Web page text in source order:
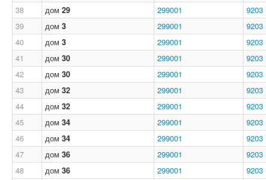
38
дом 29 299001
9203
39
дом 3 299001
9203
40
дом 3 299001
9203
41
дом 30 299001
9203
42
дом 30 299001
9203
43
дом 32 299001
9203
44
дом 32 299001
9203
45
дом 34 299001
9203
46
дом 34 299001
9203
47
дом 36 299001
9203
48
дом 36 299001
9203